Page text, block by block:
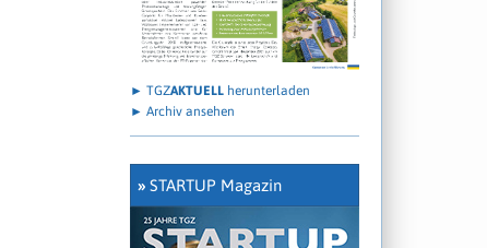
► TGZAKTUELL herunterladen
► Archiv ansehen
» STARTUP Magazin